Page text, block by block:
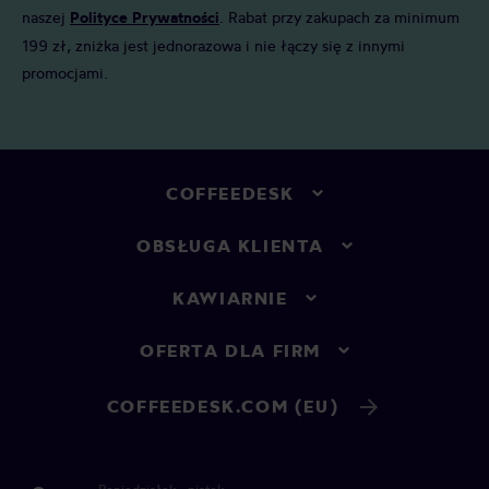
naszej Polityce Prywatności . Rabat przy zakupach za minimum
199 zł, zniżka jest jednorazowa i nie łączy się z innymi
promocjami.
COFFEEDESK
OBSŁUGA KLIENTA
KAWIARNIE
OFERTA DLA FIRM
COFFEEDESK.COM (EU)